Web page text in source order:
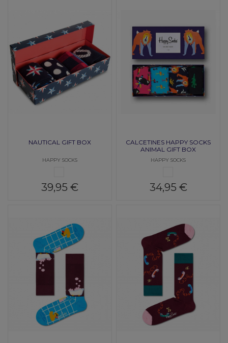
NAUTICAL GIFT BOX
HAPPY SOCKS
39,95 €
CALCETINES HAPPY SOCKS
ANIMAL GIFT BOX
HAPPY SOCKS
34,95 €